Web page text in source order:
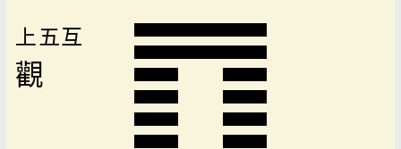
上五互
觀